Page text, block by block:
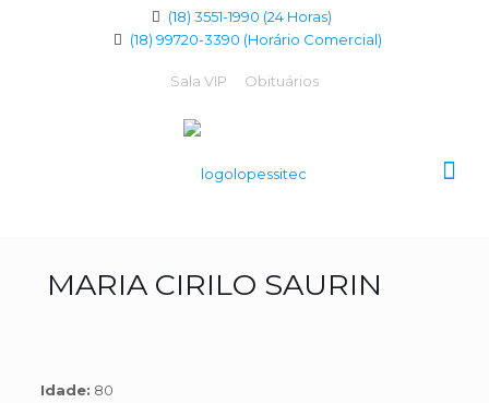
(18) 3551-1990 (24 Horas)
(18) 99720-3390 (Horário Comercial)
Sala VIP Obituários
MARIA CIRILO SAURIN
Idade: 80